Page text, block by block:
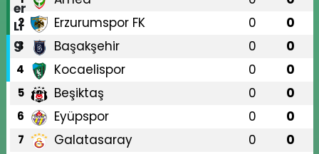
2 Erzurumspor FK 0 0
3 Başakşehir 0 0
4 Kocaelispor 0 0
5 Beşiktaş 0 0
6 Eyüpspor 0 0
7 Galatasaray 0 0